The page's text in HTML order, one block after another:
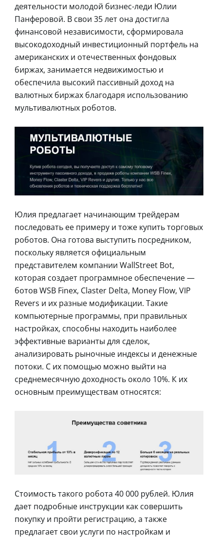
деятельности молодой бизнес-леди Юлии
Панферовой. В свои 35 лет она достигла
финансовой независимости, сформировала
высокодоходный инвестиционный портфель на
американских и отечественных фондовых
биржах, занимается недвижимостью и
обеспечила высокий пассивный доход на
валютных биржах благодаря использованию
мультивалютных роботов.
Юлия предлагает начинающим трейдерам
последовать ее примеру и тоже купить торговых
роботов. Она готова выступить посредником,
поскольку является официальным
представителем компании WallStreet Bot,
которая создает программное обеспечение —
ботов WSB Finex, Claster Delta, Money Flow, VIP
Revers и их разные модификации. Такие
компьютерные программы, при правильных
настройках, способны находить наиболее
эффективные варианты для сделок,
анализировать рыночные индексы и денежные
потоки. С их помощью можно выйти на
среднемесячную доходность около 10%. К их
основным преимуществам относятся:
Стоимость такого робота 40 000 рублей. Юлия
дает подробные инструкции как совершить
покупку и пройти регистрацию, а также
предлагает свои услуги по настройкам и